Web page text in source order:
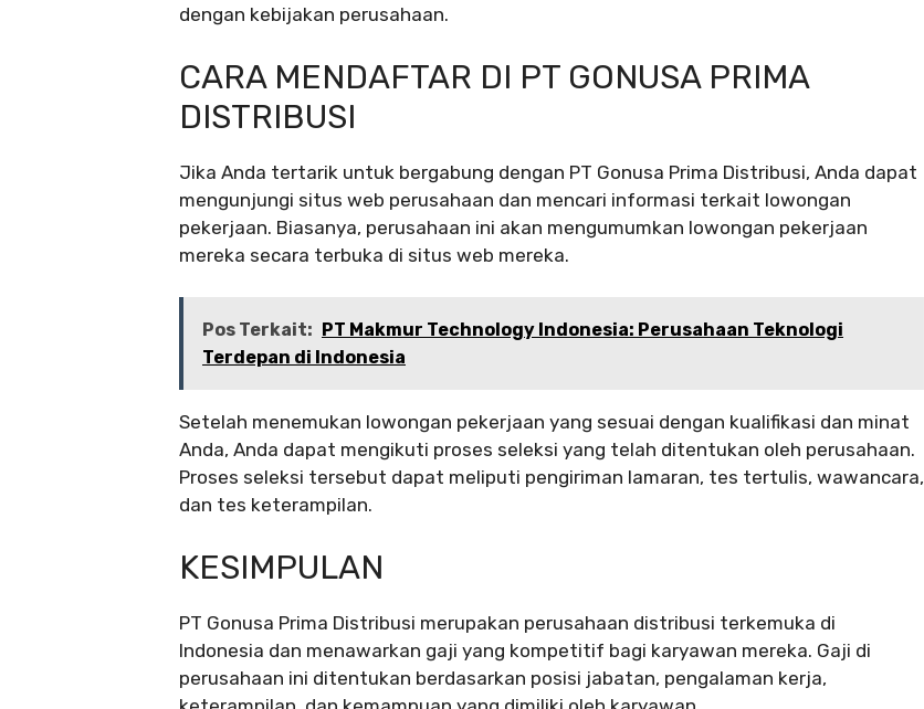
dengan kebijakan perusahaan.
CARA MENDAFTAR DI PT GONUSA PRIMA
DISTRIBUSI
Jika Anda tertarik untuk bergabung dengan PT Gonusa Prima Distribusi, Anda dapat
mengunjungi situs web perusahaan dan mencari informasi terkait lowongan
pekerjaan. Biasanya, perusahaan ini akan mengumumkan lowongan pekerjaan
mereka secara terbuka di situs web mereka.
Pos Terkait:
PT Makmur Technology Indonesia: Perusahaan Teknologi
Terdepan di Indonesia
Setelah menemukan lowongan pekerjaan yang sesuai dengan kualifikasi dan minat
Anda, Anda dapat mengikuti proses seleksi yang telah ditentukan oleh perusahaan.
Proses seleksi tersebut dapat meliputi pengiriman lamaran, tes tertulis, wawancara,
dan tes keterampilan.
KESIMPULAN
PT Gonusa Prima Distribusi merupakan perusahaan distribusi terkemuka di
Indonesia dan menawarkan gaji yang kompetitif bagi karyawan mereka. Gaji di
perusahaan ini ditentukan berdasarkan posisi jabatan, pengalaman kerja,